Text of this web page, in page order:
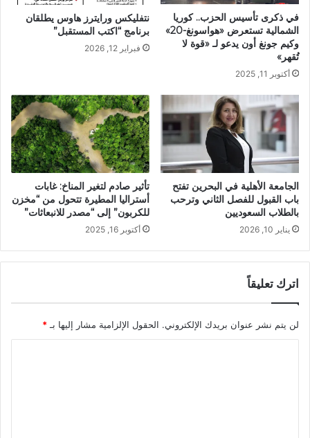
في ذكرى تأسيس الحزب.. كوريا
الشمالية تستعرض «هواسونغ-20»
وكيم جونغ أون يدعو لـ «قوة لا
تُقهر»
أكتوبر 11, 2025
نتفليكس ورايترز هاوس يطلقان
برنامج “اكتب المستقبل”
فبراير 12, 2026
الجامعة الأهلية في البحرين تفتح
باب القبول للفصل الثاني وترحب
بالطلاب السعوديين
يناير 10, 2026
تأثير صادم لتغير المناخ: غابات
أستراليا المطيرة تتحول من “مخزن
للكربون” إلى “مصدر للانبعاثات”
أكتوبر 16, 2025
اترك تعليقاً
لن يتم نشر عنوان بريدك الإلكتروني. الحقول الإلزامية مشار إليها بـ*